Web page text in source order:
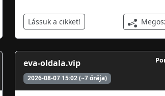
Lássuk a cikket!
eva-oldala.vip
2026-08-07 15:02 (~7 órája)